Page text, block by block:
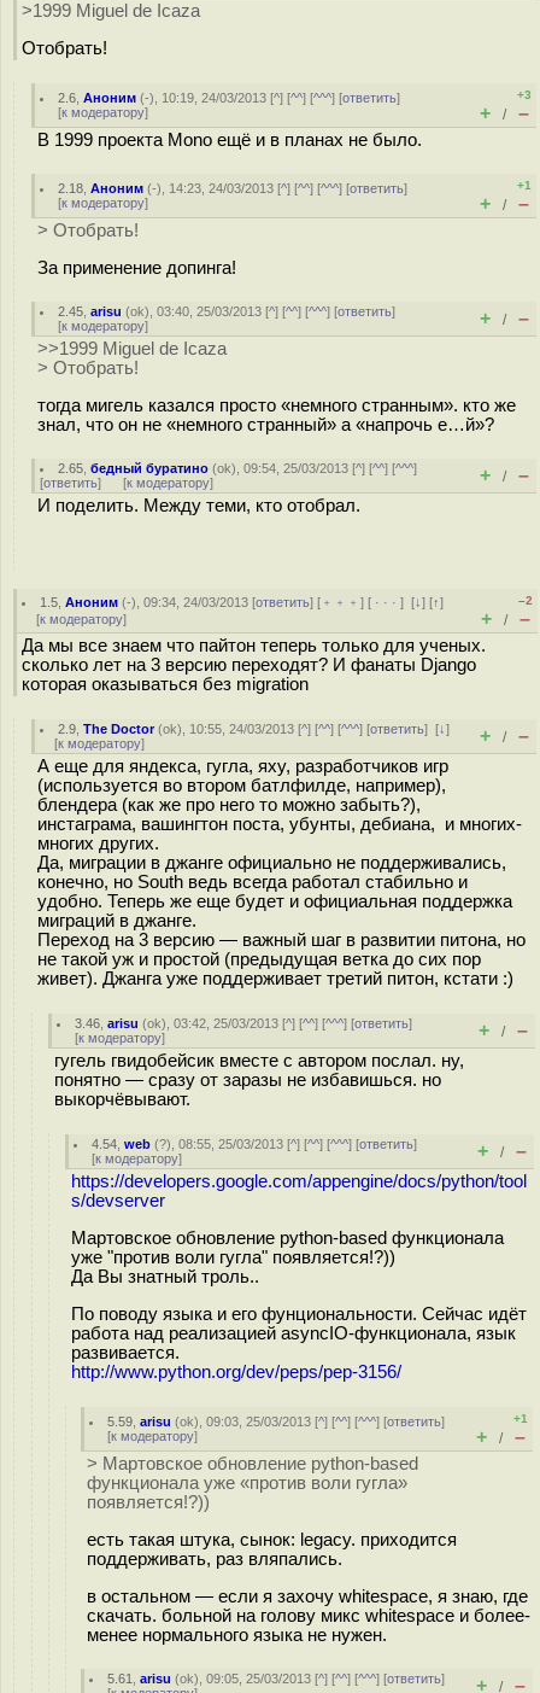
>1999 Miguel de Icaza
Отобрать!
2.6 ,Аноним (-), 10:19, 24/03/2013 [^] [^^] [^^^] [ответить]
[к модератору]
+3
+ / –
В 1999 проекта Mono ещё и в планах не было.
2.18 ,Аноним (-), 14:23, 24/03/2013 [^] [^^] [^^^] [ответить]
[к модератору]
+1
+ / –
> Отобрать!
За применение допинга!
2.45 ,arisu (ok), 03:40, 25/03/2013 [^] [^^] [^^^] [ответить]
[к модератору] + / –
>>1999 Miguel de Icaza
> Отобрать!
тогда мигель казался просто «немного странным». кто же
знал, что он не «немного странный» а «напрочь е…й»?
2.65 ,бедный буратино (ok), 09:54, 25/03/2013 [^] [^^] [^^^]
[ответить] [к модератору] + / –
И поделить. Между теми, кто отобрал.
1.5 ,Аноним (-), 09:34, 24/03/2013 [ответить] [ ﹢﹢﹢] [ · · ·][↓] [↑]
[к модератору]
–2
+ / –
Да мы все знаем что пайтон теперь только для ученых.
сколько лет на 3 версию переходят? И фанаты Django
которая оказываться без migration
2.9 ,The Doctor(ok), 10:55, 24/03/2013 [^] [^^] [^^^] [ответить][↓]
[к модератору] + / –
А еще для яндекса, гугла, яху, разработчиков игр
(используется во втором батлфилде, например),
блендера (как же про него то можно забыть?),
инстаграма, вашингтон поста, убунты, дебиана, и многих-
многих других.
Да, миграции в джанге официально не поддерживались,
конечно, но South ведь всегда работал стабильно и
удобно. Теперь же еще будет и официальная поддержка
миграций в джанге.
Переход на 3 версию — важный шаг в развитии питона, но
не такой уж и простой (предыдущая ветка до сих пор
живет). Джанга уже поддерживает третий питон, кстати :)
3.46 ,arisu (ok), 03:42, 25/03/2013 [^] [^^] [^^^] [ответить]
[к модератору] + / –
гугель гвидобейсик вместе с автором послал. ну,
понятно — сразу от заразы не избавишься. но
выкорчёвывают.
4.54 ,web (?), 08:55, 25/03/2013 [^] [^^] [^^^] [ответить]
[к модератору] + / –
https://developers.google.com/appengine/docs/python/tool
s/devserver
Мартовское обновление python-based функционала
уже "против воли гугла" появляется!?))
Да Вы знатный троль..
По поводу языка и его фунциональности. Сейчас идёт
работа над реализацией asyncIO-функционала, язык
развивается.
http://www.python.org/dev/peps/pep-3156/
5.59 ,arisu (ok), 09:03, 25/03/2013 [^] [^^] [^^^] [ответить]
[к модератору]
+1
+ / –
> Мартовское обновление python-based
функционала уже «против воли гугла»
появляется!?))
есть такая штука, сынок: legacy. приходится
поддерживать, раз вляпались.
в остальном — если я захочу whitespace, я знаю, где
скачать. больной на голову микс whitespace и более-
менее нормального языка не нужен.
5.61 ,arisu (ok), 09:05, 25/03/2013 [^] [^^] [^^^] [ответить]
+ / –